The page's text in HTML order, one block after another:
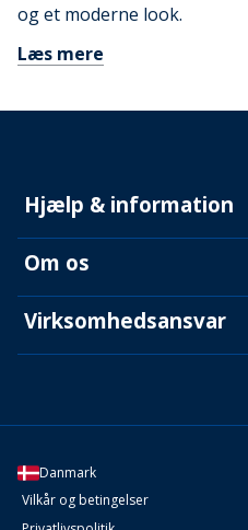
og et moderne look.
Læs mere
Hjælp & information
Om os
Virksomhedsansvar
Danmark
Vilkår og betingelser